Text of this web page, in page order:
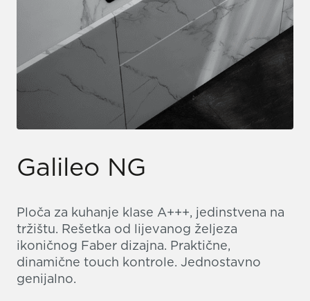
Galileo NG
Ploča za kuhanje klase A+++, jedinstvena na
tržištu. Rešetka od lijevanog željeza
ikoničnog Faber dizajna. Praktične,
dinamične touch kontrole. Jednostavno
genijalno.